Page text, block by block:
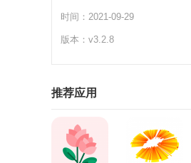
时间：2021-09-29
版本：v3.2.8
推荐应用